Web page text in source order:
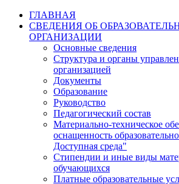
ГЛАВНАЯ
СВЕДЕНИЯ ОБ
ОРГАНИЗАЦИИ
Основные сведения
Структура и органы
организацией
Документы
Образование
Руководство
Педагогический состав
Материально-техническое
оснащенность
Доступная среда"
Стипендии и иные виды
обучающихся
Платные образовательные